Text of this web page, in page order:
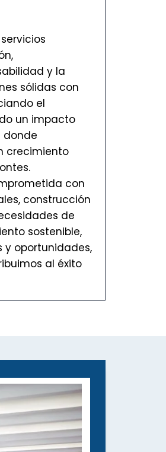
y la
sólidas con
el
un impacto
donde
crecimiento
con
construcción
de
sostenible,
y oportunidades,
al éxito